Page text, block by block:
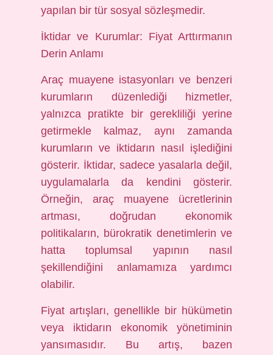
yapılan bir tür sosyal sözleşmedir.
İktidar ve Kurumlar: Fiyat Arttırmanın
Derin Anlamı
Araç muayene istasyonları ve benzeri
kurumların düzenlediği hizmetler,
yalnızca pratikte bir gerekliliği yerine
getirmekle kalmaz, aynı zamanda
kurumların ve iktidarın nasıl işlediğini
gösterir. İktidar, sadece yasalarla değil,
uygulamalarla da kendini gösterir.
Örneğin, araç muayene ücretlerinin
artması, doğrudan ekonomik
politikaların, bürokratik denetimlerin ve
hatta toplumsal yapının nasıl
şekillendiğini anlamamıza yardımcı
olabilir.
Fiyat artışları, genellikle bir hükümetin
veya iktidarın ekonomik yönetiminin
yansımasıdır. Bu artış, bazen